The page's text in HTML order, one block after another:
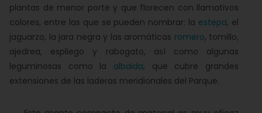
plantas de menor porte y que florecen con llamativos
colores, entre las que se pueden nombrar: la estepa, el
jaguarzo, la jara negra y las aromáticas romero, tomillo,
ajedrea, espliego y rabogato, así como algunas
leguminosas como la albaida, que cubre grandes
extensiones de las laderas meridionales del Parque.